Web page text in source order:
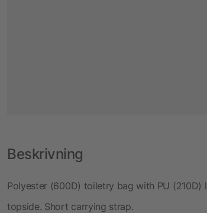
Beskrivning
Polyester (600D) toiletry bag with PU
topside. Short carrying strap.